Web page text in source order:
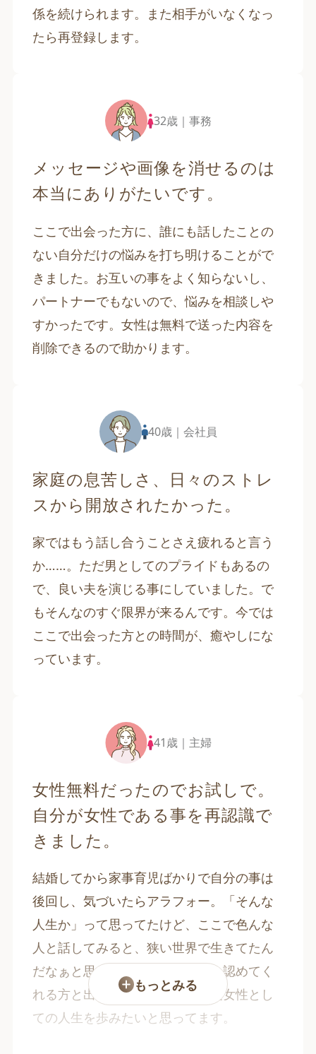
係を続けられます。また相手がいなくなっ
たら再登録します。
32歳｜事務
メッセージや画像を消せるのは
本当にありがたいです。
ここで出会った方に、誰にも話したことの
ない自分だけの悩みを打ち明けることがで
きました。お互いの事をよく知らないし、
パートナーでもないので、悩みを相談しや
すかったです。女性は無料で送った内容を
削除できるので助かります。
40歳｜会社員
家庭の息苦しさ、日々のストレ
スから開放されたかった。
家ではもう話し合うことさえ疲れると言う
か……。ただ男としてのプライドもあるの
で、良い夫を演じる事にしていました。で
もそんなのすぐ限界が来るんです。今では
ここで出会った方との時間が、癒やしにな
っています。
41歳｜主婦
女性無料だったのでお試しで。
自分が女性である事を再認識で
きました。
結婚してから家事育児ばかりで自分の事は
後回し、気づいたらアラフォー。「そんな
人生か」って思ってたけど、ここで色んな
人と話してみると、狭い世界で生きてたん
だなぁと思いました。今では私を認めてく
れる方と出会えました。もう一度女性とし
ての人生を歩みたいと思ってます。
もっとみる